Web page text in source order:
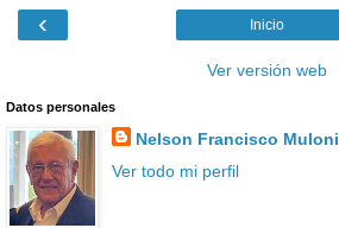
‹ Inicio
Ver versión web
Datos personales
Nelson Francisco Muloni
Ver todo mi perfil